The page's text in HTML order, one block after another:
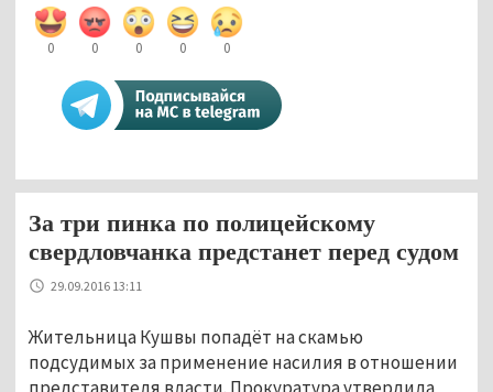
0 0 0 0 0
За три пинка по полицейскому
свердловчанка предстанет перед судом
29.09.2016 13:11
Жительница Кушвы попадёт на скамью
подсудимых за применение насилия в отношении